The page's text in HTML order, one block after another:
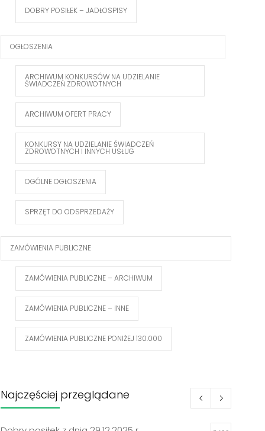
DOBRY POSIŁEK – JADŁOSPISY
OGŁOSZENIA
ARCHIWUM KONKURSÓW NA UDZIELANIE
ŚWIADCZEŃ ZDROWOTNYCH
ARCHIWUM OFERT PRACY
KONKURSY NA UDZIELANIE ŚWIADCZEŃ
ZDROWOTNYCH I INNYCH USŁUG
OGÓLNE OGŁOSZENIA
SPRZĘT DO ODSPRZEDAŻY
ZAMÓWIENIA PUBLICZNE
ZAMÓWIENIA PUBLICZNE – ARCHIWUM
ZAMÓWIENIA PUBLICZNE – INNE
ZAMÓWIENIA PUBLICZNE PONIŻEJ 130.000
Najczęściej przeglądane